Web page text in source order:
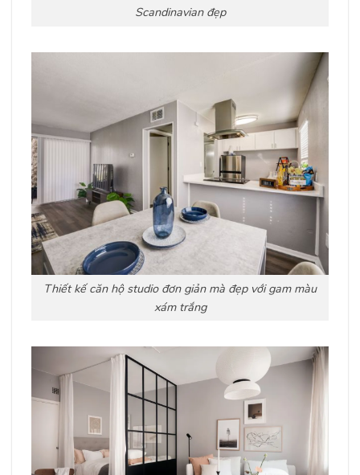
Scandinavian đẹp
Thiết kế căn hộ studio đơn giản mà đẹp với gam màu
xám trắng